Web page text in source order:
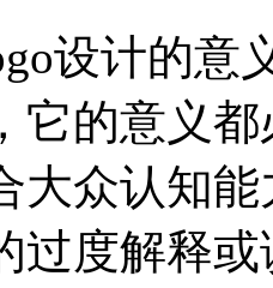
设计的意
它的意义
大众认知
过度解释